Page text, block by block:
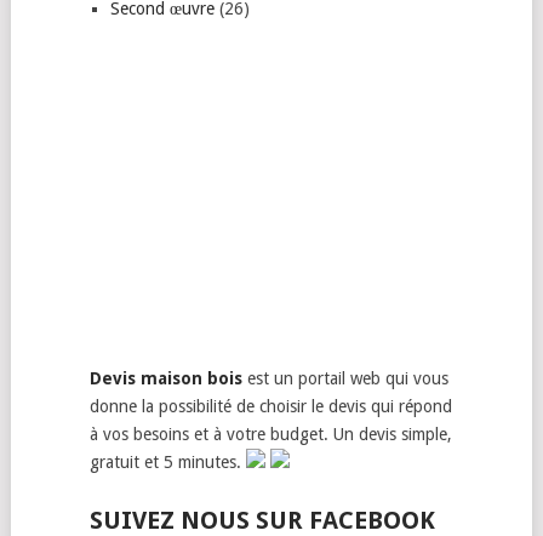
Second œuvre(26)
Devis maison bois est un portail web qui vous
donne la possibilité de choisir le devis qui répond
à vos besoins et à votre budget. Un devis simple,
gratuit et 5 minutes.
SUIVEZ NOUS SUR FACEBOOK